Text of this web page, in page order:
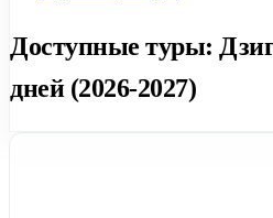
Доступные туры:
дней (2026-2027)